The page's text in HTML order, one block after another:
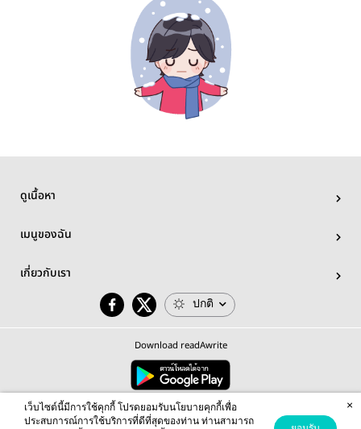
ดูเนื้อหา
เมนูของฉัน
เกี่ยวกับเรา
ปกติ
Download readAwrite
© 2026 readAwrite.com by MEB Corporation Public Company Limited
This site is protected by reCAPTCHA and the Google Privacy Policy Terms of Serviceapply.
เว็บไซต์นี้มีการใช้คุกกี้ โปรดยอมรับนโยบายคุกกี้เพื่อ
ประสบการณ์การใช้บริการที่ดีที่สุดของท่าน ท่านสามารถ
×